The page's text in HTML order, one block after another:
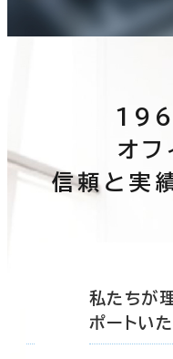
オフ
信頼と実
私たちが
ポートい